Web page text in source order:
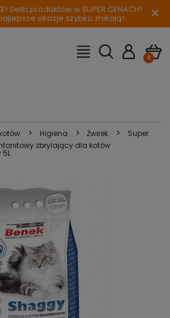
Setki produktów w SUPER CENACH!
okazje szybko znikają! ×
> Higiena > Żwirek >
Super
zbrylający dla kotów
5L